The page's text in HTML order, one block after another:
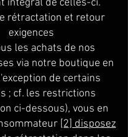
intégral de celles-ci.
rétractation et retour
exigences
les achats de nos
via notre boutique en
de certains
; cf. les restrictions
ci-dessous), vous en
[2] disposez